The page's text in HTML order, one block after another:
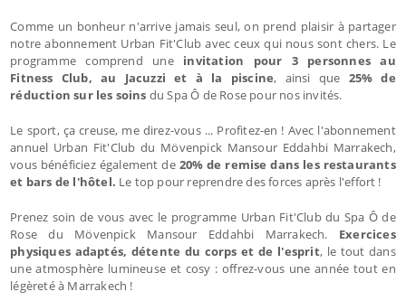
Comme un bonheur n'arrive jamais seul, on prend plaisir à partager
notre abonnement Urban Fit'Club avec ceux qui nous sont chers. Le
programme comprend une invitation pour 3 personnes au
Fitness Club, au Jacuzzi et à la piscine, ainsi que 25% de
réduction sur les soins du Spa Ô de Rose pour nos invités.
Le sport, ça creuse, me direz-vous ... Profitez-en ! Avec l'abonnement
annuel Urban Fit'Club du Mövenpick Mansour Eddahbi Marrakech,
vous bénéficiez également de20% de remise dans les restaurants
et bars de l'hôtel. Le top pour reprendre des forces après l'effort !
Prenez soin de vous avec le programme Urban Fit'Club du Spa Ô de
Rose du Mövenpick Mansour Eddahbi Marrakech. Exercices
physiques adaptés, détente du corps et de l'esprit, le tout dans
une atmosphère lumineuse et cosy : offrez-vous une année tout en
légèreté à Marrakech !